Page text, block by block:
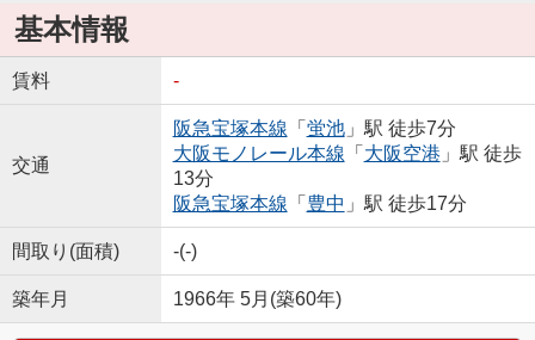
基本情報
賃料 -
交通
阪急宝塚本線 「 蛍池」駅 徒歩7分
大阪モノレール本線 「 大阪空港 」駅 徒歩
13分
阪急宝塚本線 「 豊中 」駅 徒歩17分
間取り(面積) -(-)
築年月 1966年 5月(築60年)